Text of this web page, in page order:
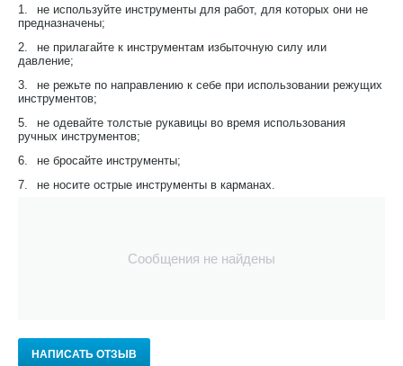
1.
не используйте инструменты для работ, для которых они не
предназначены;
2.
не прилагайте к инструментам избыточную силу или
давление;
3.
не режьте по направлению к себе при использовании режущих
инструментов;
5.
не одевайте толстые рукавицы во время использования
ручных инструментов;
6.
не бросайте инструменты;
7.
не носите острые инструменты в карманах.
Сообщения не найдены
НАПИСАТЬ ОТЗЫВ